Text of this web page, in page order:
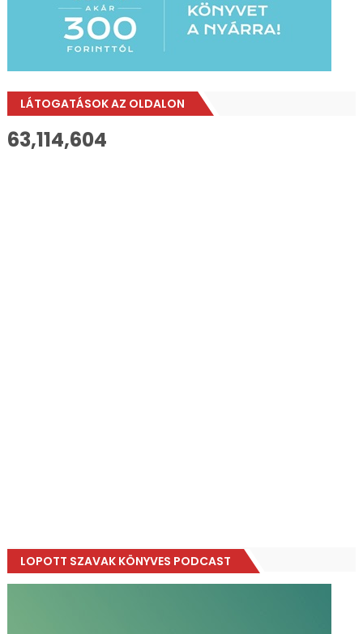
LÁTOGATÁSOK AZ OLDALON
63,114,604
LOPOTT SZAVAK KÖNYVES PODCAST